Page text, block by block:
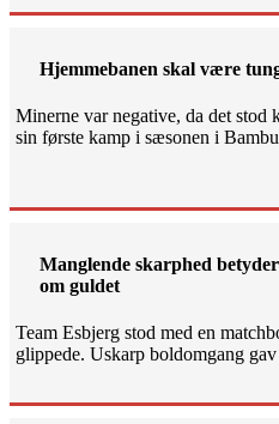
Hjemmebanen skal være
Minerne var negative, da det stod
sin første kamp i sæsonen i
Manglende skarphed
om guldet
Team Esbjerg stod med en
glippede. Uskarp boldomgang